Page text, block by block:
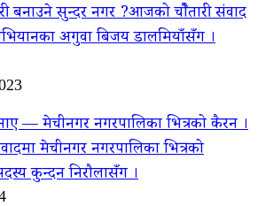
बनाउने सुन्दर नगर ?आजको चौैतारी संवाद
अगुवा बिजय डालमियाँसँग ।
— मेचीनगर नगरपालिका भित्रको कैरन ।
मेचीनगर नगरपालिका भित्रको
कुन्दन निरौलासँग ।